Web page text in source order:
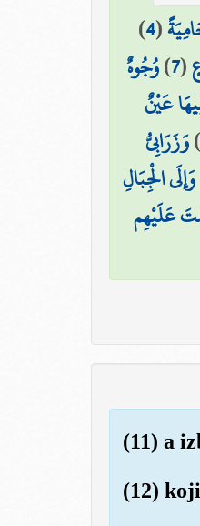
(
4
)
(
7
)وُجُوهٌ
عَيْنٌ
)وَزَرَابِيُّ
وَإِلَى الْجِبَالِ
عَلَيْهِم
(11) a
(12)